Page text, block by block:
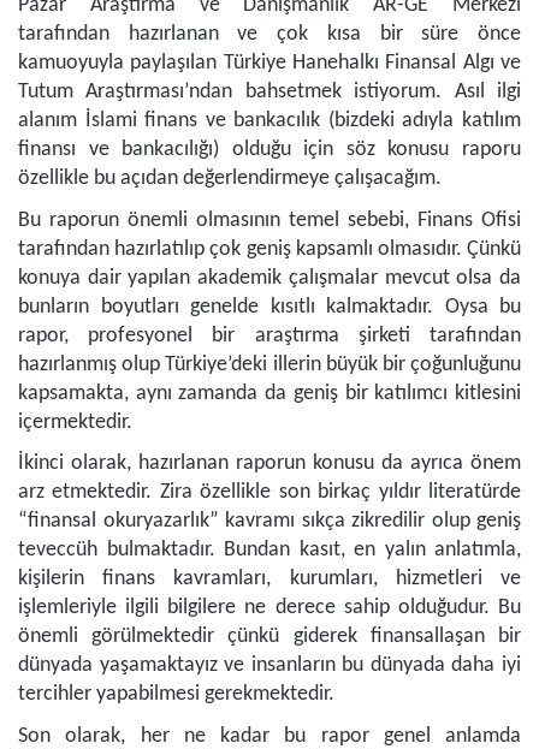
Pazar Araştırma ve Danışmanlık AR-GE Merkezi
tarafından hazırlanan ve çok kısa bir süre önce
kamuoyuyla paylaşılan Türkiye Hanehalkı Finansal Algı ve
Tutum Araştırması’ndan bahsetmek istiyorum. Asıl ilgi
alanım İslami finans ve bankacılık (bizdeki adıyla katılım
finansı ve bankacılığı) olduğu için söz konusu raporu
özellikle bu açıdan değerlendirmeye çalışacağım.
Bu raporun önemli olmasının temel sebebi, Finans Ofisi
tarafından hazırlatılıp çok geniş kapsamlı olmasıdır. Çünkü
konuya dair yapılan akademik çalışmalar mevcut olsa da
bunların boyutları genelde kısıtlı kalmaktadır. Oysa bu
rapor, profesyonel bir araştırma şirketi tarafından
hazırlanmış olup Türkiye’deki illerin büyük bir çoğunluğunu
kapsamakta, aynı zamanda da geniş bir katılımcı kitlesini
içermektedir.
İkinci olarak, hazırlanan raporun konusu da ayrıca önem
arz etmektedir. Zira özellikle son birkaç yıldır literatürde
“finansal okuryazarlık” kavramı sıkça zikredilir olup geniş
teveccüh bulmaktadır. Bundan kasıt, en yalın anlatımla,
kişilerin finans kavramları, kurumları, hizmetleri ve
işlemleriyle ilgili bilgilere ne derece sahip olduğudur. Bu
önemli görülmektedir çünkü giderek finansallaşan bir
dünyada yaşamaktayız ve insanların bu dünyada daha iyi
tercihler yapabilmesi gerekmektedir.
Son olarak, her ne kadar bu rapor genel anlamda